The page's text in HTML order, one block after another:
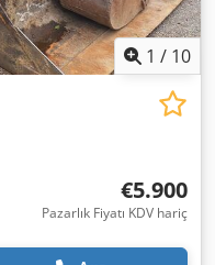
1 / 10
€5.900
Pazarlık Fiyatı KDV hariç